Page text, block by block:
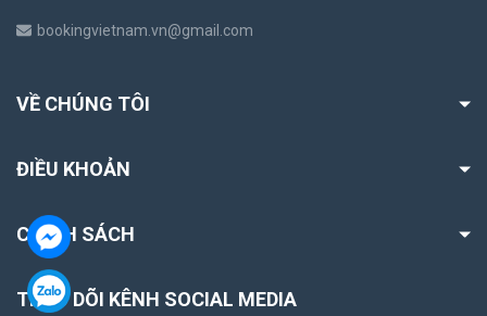
bookingvietnam.vn@gmail.com
VỀ CHÚNG TÔI
ĐIỀU KHOẢN
CHÍNH SÁCH
THEO DÕI KÊNH SOCIAL MEDIA